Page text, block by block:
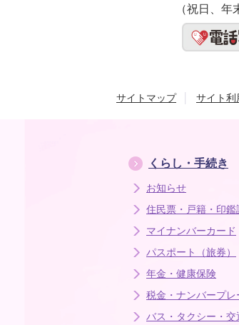
（祝日、年
サイトマップ サイト利
くらし・手続き
お知らせ
住民票・戸籍・印鑑
マイナンバーカード
パスポート（旅券）
年金・健康保険
税金・ナンバープレ
バス・タクシー・交